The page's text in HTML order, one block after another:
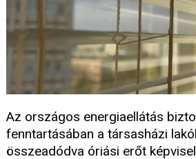
Az országos energiaellátás
fenntartásában a társasházi
összeadódva óriási erőt